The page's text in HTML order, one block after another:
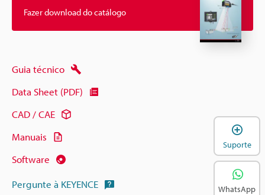
Fazer download do catálogo
Guia técnico
Data Sheet (PDF)
CAD / CAE
Manuais
Software
Pergunte à KEYENCE
Suporte
WhatsApp